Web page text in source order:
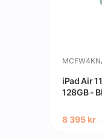
iPad Air
128GB -
8 395 kr